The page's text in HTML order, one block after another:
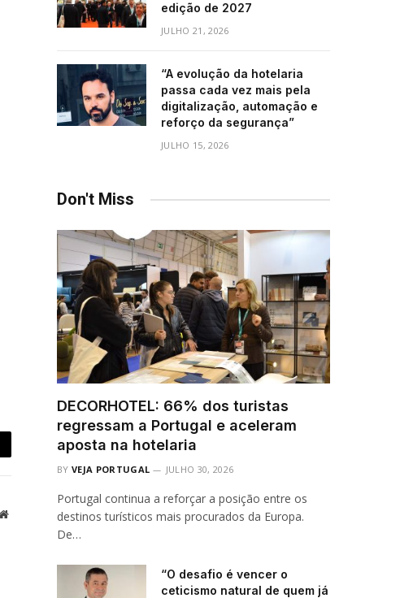
Website
edição de 2027
JULHO 21, 2026
“A evolução da hotelaria
passa cada vez mais pela
digitalização, automação e
reforço da segurança”
JULHO 15, 2026
Don't Miss
DECORHOTEL: 66% dos turistas
regressam a Portugal e aceleram
aposta na hotelaria
BY VEJA PORTUGAL JULHO 30, 2026
Portugal continua a reforçar a posição entre os
destinos turísticos mais procurados da Europa.
De…
“O desafio é vencer o
ceticismo natural de quem já